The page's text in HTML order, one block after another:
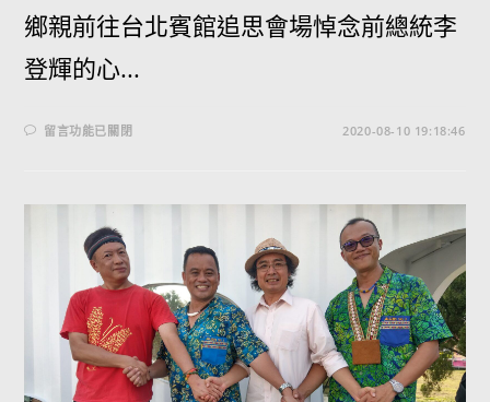
鄉親前往台北賓館追思會場悼念前總統李
登輝的心...
留言功能已關閉 2020-08-10 19:18:46